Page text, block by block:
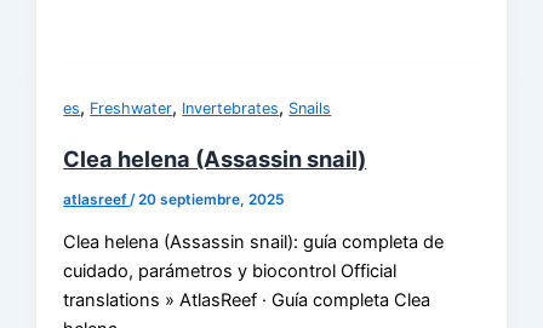
es, Freshwater, Invertebrates, Snails
Clea helena (Assassin snail)
atlasreef /20 septiembre, 2025
Clea helena (Assassin snail): guía completa de
cuidado, parámetros y biocontrol Official
translations » AtlasReef · Guía completa Clea